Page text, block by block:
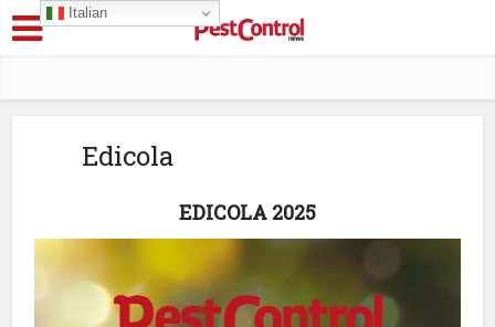
Edicola
EDICOLA 2025
Italian